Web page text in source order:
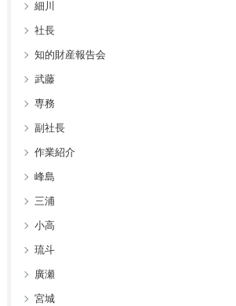
細川
社長
知的財産報告会
武藤
専務
副社長
作業紹介
峰島
三浦
小高
琉斗
廣瀬
宮城